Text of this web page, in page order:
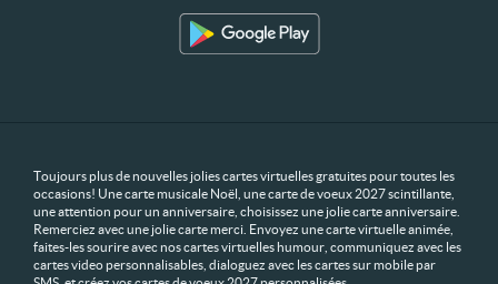
Toujours plus de nouvelles jolies cartes virtuelles gratuites pour toutes les
occasions! Une carte musicale Noël, une carte de voeux 2027 scintillante,
une attention pour un anniversaire, choisissez une jolie carte anniversaire.
Remerciez avec une jolie carte merci. Envoyez une carte virtuelle animée,
faites-les sourire avec nos cartes virtuelles humour, communiquez avec les
cartes video personnalisables, dialoguez avec les cartes sur mobile par